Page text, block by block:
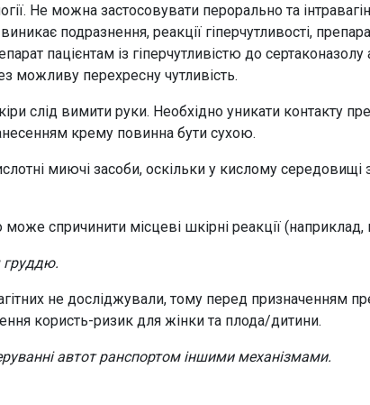
Не можна застосовувати перорально та
подразнення, реакції гіперчутливості,
пацієнтам із гіперчутливістю до
можливу перехресну чутливість.
слід вимити руки. Необхідно уникати контакту
крему повинна бути сухою.
миючі засоби, оскільки у кислому середовищі
спричинити місцеві шкірні реакції
груддю.
не досліджували, тому перед призначенням
користь-ризик для жінки та плода/дитини.
автот ранспортом іншими механізмами.